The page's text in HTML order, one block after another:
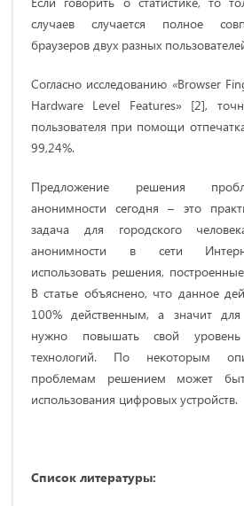
случаев случается полное
браузеров двух разных
Согласно исследованию «Browser
Hardware Level Features» [2],
пользователя при помощи
99,24%.
Предложение решения
анонимности сегодня – это
задача для городского
анонимности в сети
использовать решения,
В статье объяснено, что данное
100% действенным, а значит
нужно повышать свой
технологий. По некоторым
проблемам решением может
использования цифровых устройств.
Список литературы: